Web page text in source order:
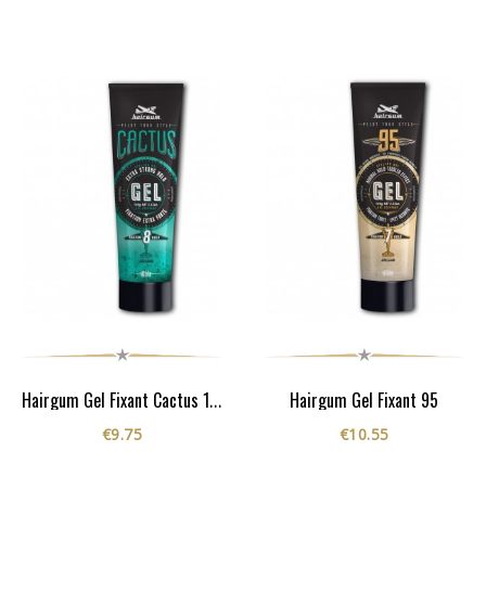
Hairgum Gel Fixant Cactus 100G
€9.75
Hairgum Gel Fixant 95
€10.55